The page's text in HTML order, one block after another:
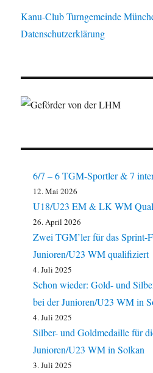
Kanu-Club Turngemeinde
Datenschutzerklärung
6/7 – 6 TGM-Sportler & 7
12. Mai 2026
U18/U23 EM & LK WM
26. April 2026
Zwei TGM’ler für das Sprint-
Junioren/U23 WM qualifiziert
4. Juli 2025
Schon wieder: Gold- und
bei der Junioren/U23 WM in
4. Juli 2025
Silber- und Goldmedaille für
Junioren/U23 WM in Solkan
3. Juli 2025